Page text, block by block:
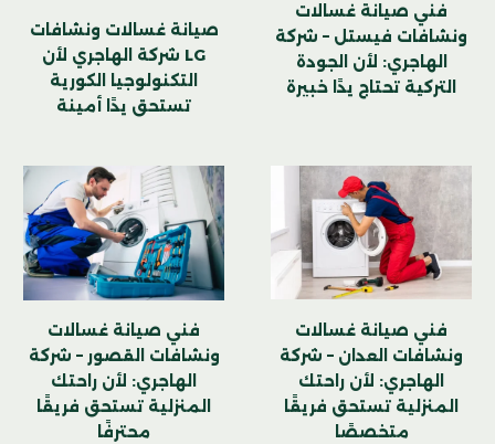
فني صيانة غسالات
ونشافات فيستل – شركة
الهاجري: لأن الجودة
التركية تحتاج يدًا خبيرة
صيانة غسالات ونشافات
LG شركة الهاجري لأن
التكنولوجيا الكورية
تستحق يدًا أمينة
فني صيانة غسالات
ونشافات العدان – شركة
الهاجري: لأن راحتك
المنزلية تستحق فريقًا
متخصصًا
فني صيانة غسالات
ونشافات القصور – شركة
الهاجري: لأن راحتك
المنزلية تستحق فريقًا
محترفًا